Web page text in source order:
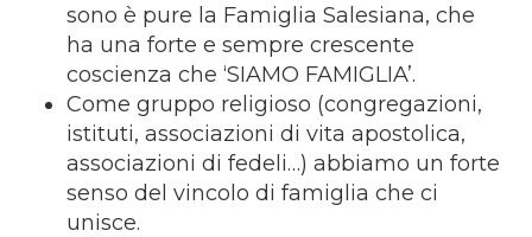
sono è pure la Famiglia Salesiana, che
ha una forte e sempre crescente
coscienza che ‘SIAMO FAMIGLIA’.
Come gruppo religioso (congregazioni,
istituti, associazioni di vita apostolica,
associazioni di fedeli…) abbiamo un forte
senso del vincolo di famiglia che ci
unisce.